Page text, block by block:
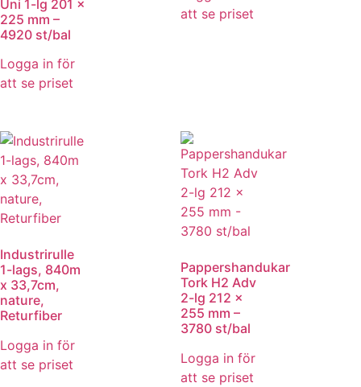
Uni 1-lg 201 x
225 mm –
4920 st/bal
Logga in för
att se priset
att se priset
Industrirulle
1-lags, 840m
x 33,7cm,
nature,
Returfiber
Logga in för
att se priset
Pappershandukar
Tork H2 Adv
2-lg 212 x
255 mm –
3780 st/bal
Logga in för
att se priset